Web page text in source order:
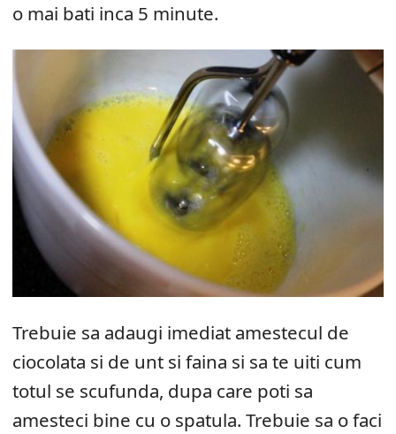
o mai bati inca 5 minute.
Trebuie sa adaugi imediat amestecul de
ciocolata si de unt si faina si sa te uiti cum
totul se scufunda, dupa care poti sa
amesteci bine cu o spatula. Trebuie sa o faci